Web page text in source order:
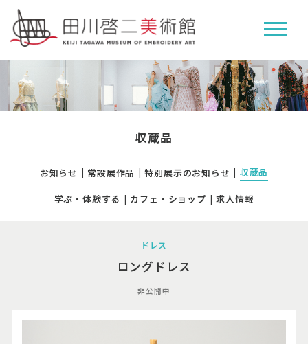
収蔵品
お知らせ 常設展作品 特別展示のお知らせ 収蔵品
学ぶ・体験する カフェ・ショップ 求人情報
ドレス
ロングドレス
非公開中